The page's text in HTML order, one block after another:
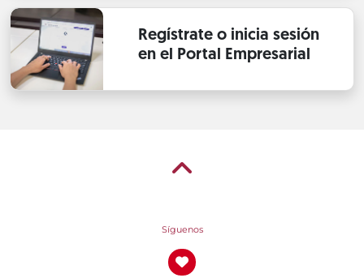
Regístrate o inicia sesión
en el Portal Empresarial
Síguenos